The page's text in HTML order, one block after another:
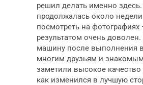
решил делать именно здесь.
продолжалась около
посмотреть на фотографиях
результатом очень
машину после выполнения
многим друзьям и
заметили высокое качество
как изменился в лучшую